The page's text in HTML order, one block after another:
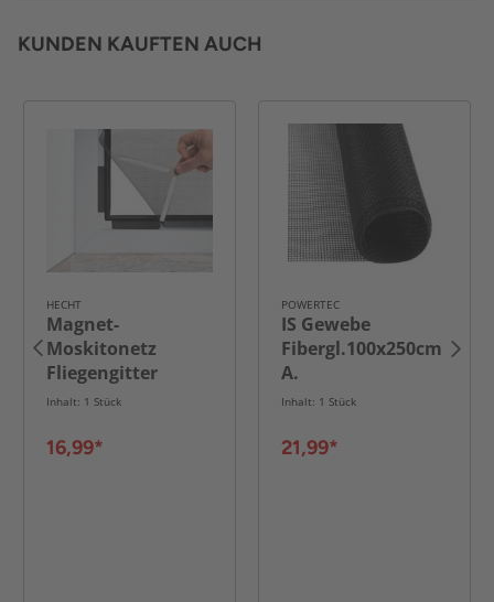
KUNDEN KAUFTEN AUCH
HECHT
Magnet-
Moskitonetz
Fliegengitter
"Deluxe"
schwarz
Inhalt: 1 Stück
16,99*
POWERTEC
IS Gewebe
Fibergl.100x250cm
A.
Inhalt: 1 Stück
21,99*